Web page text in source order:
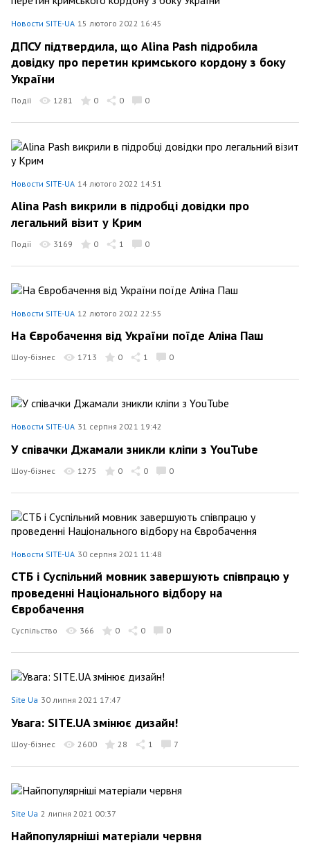
Новости SITE-UA 15 лютого 2022 16:45
ДПСУ підтвердила, що Alina Pash підробила
довідку про перетин кримського кордону з боку
України
Події 1281 0 0 0
Новости SITE-UA 14 лютого 2022 14:51
Alina Pash викрили в підробці довідки про
легальний візит у Крим
Події 3169 0 1 0
Новости SITE-UA 12 лютого 2022 22:55
На Євробачення від України поїде Аліна Паш
Шоу-бізнес 1713 0 1 0
Новости SITE-UA 31 серпня 2021 19:42
У співачки Джамали зникли кліпи з YouTube
Шоу-бізнес 1275 0 0 0
Новости SITE-UA 30 серпня 2021 11:48
СТБ і Суспільний мовник завершують співпрацю у
проведенні Національного відбору на
Євробачення
Суспільство 366 0 0 0
Site Ua 30 липня 2021 17:47
Увага: SITE.UA змінює дизайн!
Шоу-бізнес 2600 28 1 7
Site Ua 2 липня 2021 00:37
Найпопулярніші матеріали червня